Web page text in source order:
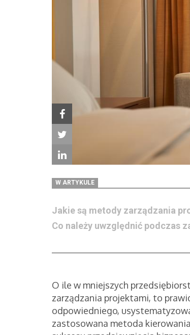
W ARTYKULE
Jakie są metody zarządzania
Co należy uwzględnić podczas
O ile w mniejszych
zarządzania projektami, to
odpowiedniego,
zastosowana metoda